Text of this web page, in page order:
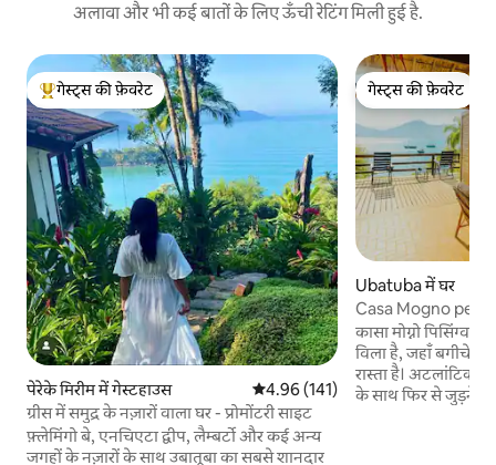
अलावा और भी कई बातों के लिए ऊँची रेटिंग मिली हुई है.
गेस्ट्स का टॉप फ़ेवरेट
गेस्ट्स की फ़ेवरेट
पेरेके मिरीम में गेस्टहाउस औसत रेटिंग 5 में से 4.96, 141 समीक्षाएँ
4.96 (141)
ग्रीस में समुद्र के नज़ारों वाला घर - प्रोमोंटरी साइट
फ़्लेमिंगो बे, एनचिएटा द्वीप, लैम्बर्टो और कई अन्य
जगहों के नज़ारों के साथ उबातूबा का सबसे शानदार
गेस्ट्स की फ़ेवरेट
गेस्ट्स की फ़ेवरेट
Ubatuba में घर
Casa Mogno pe
Paraty
कासा मोग्नो
विला है, जहाँ बगीचे से
रास्ता है। अटलांटिक फ़ॉरेस्ट में छिपा यह घर कुदरत
के साथ फिर से जुड़ने के